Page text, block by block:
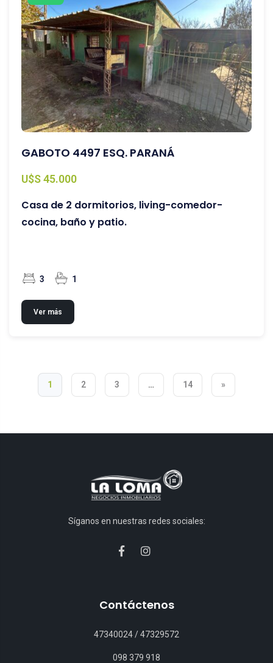
GABOTO 4497 ESQ. PARANÁ
U$S 45.000
Casa de 2 dormitorios, living-comedor-
cocina, baño y patio.
3 1
Ver más
1 2 3 … 14 »
Síganos en nuestras redes sociales:
Contáctenos
47340024/47329572
098 379 918